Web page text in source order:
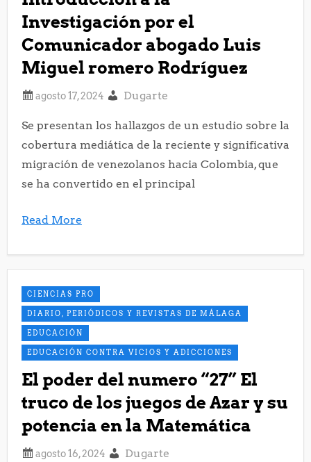
Investigación por el
Comunicador abogado Luis
Miguel romero Rodríguez
Dugarte
Se presentan los hallazgos de un estudio sobre la
cobertura mediática de la reciente y significativa
migración de venezolanos hacia Colombia, que
se ha convertido en el principal
Read More
CIENCIAS PRO
DIARIO, PERIÓDICOS Y REVISTAS DE MÁLAGA
EDUCACIÓN
EDUCACIÓN CONTRA VICIOS Y ADICCIONES
El poder del numero “27” El
truco de los juegos de Azar y su
potencia en la Matemática
Dugarte